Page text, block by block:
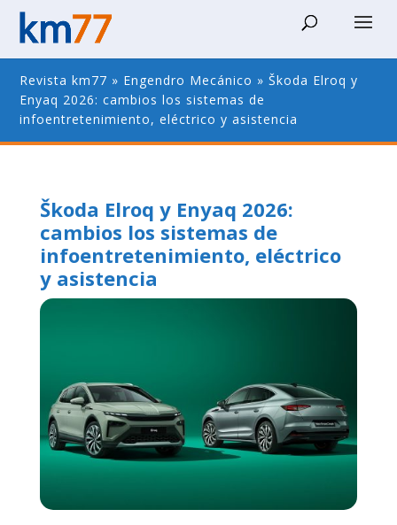
Revista km77 » Engendro Mecánico »Škoda Elroq y
Enyaq 2026: cambios los sistemas de
infoentretenimiento, eléctrico y asistencia
Škoda Elroq y Enyaq 2026:
cambios los sistemas de
infoentretenimiento, eléctrico
y asistencia